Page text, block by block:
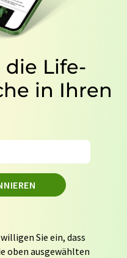
die Life-
in Ihren
Sie ein, dass
oben ausgewählten